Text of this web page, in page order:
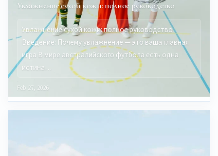
Увлажнение сухой кожи: полное руководство
Увлажнение сухой кожи: полное руководство
Введение: Почему увлажнение — это ваша главная
игра В мире австралийского футбола есть одна
истина…
Feb 27, 2026